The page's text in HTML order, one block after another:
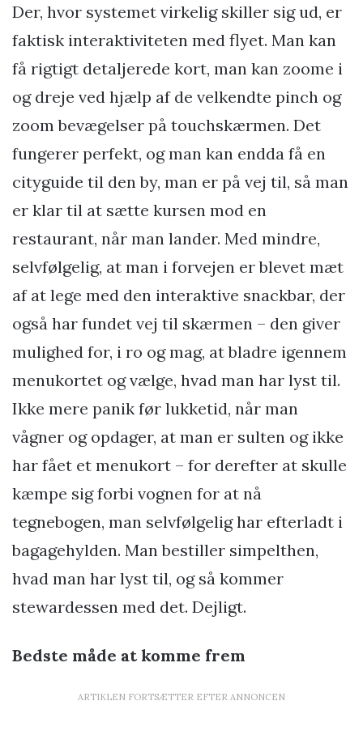
Der, hvor systemet virkelig skiller sig ud, er
faktisk interaktiviteten med flyet. Man kan
få rigtigt detaljerede kort, man kan zoome i
og dreje ved hjælp af de velkendte pinch og
zoom bevægelser på touchskærmen. Det
fungerer perfekt, og man kan endda få en
cityguide til den by, man er på vej til, så man
er klar til at sætte kursen mod en
restaurant, når man lander. Med mindre,
selvfølgelig, at man i forvejen er blevet mæt
af at lege med den interaktive snackbar, der
også har fundet vej til skærmen – den giver
mulighed for, i ro og mag, at bladre igennem
menukortet og vælge, hvad man har lyst til.
Ikke mere panik før lukketid, når man
vågner og opdager, at man er sulten og ikke
har fået et menukort – for derefter at skulle
kæmpe sig forbi vognen for at nå
tegnebogen, man selvfølgelig har efterladt i
bagagehylden. Man bestiller simpelthen,
hvad man har lyst til, og så kommer
stewardessen med det. Dejligt.
Bedste måde at komme frem
ARTIKLEN FORTSÆTTER EFTER ANNONCEN